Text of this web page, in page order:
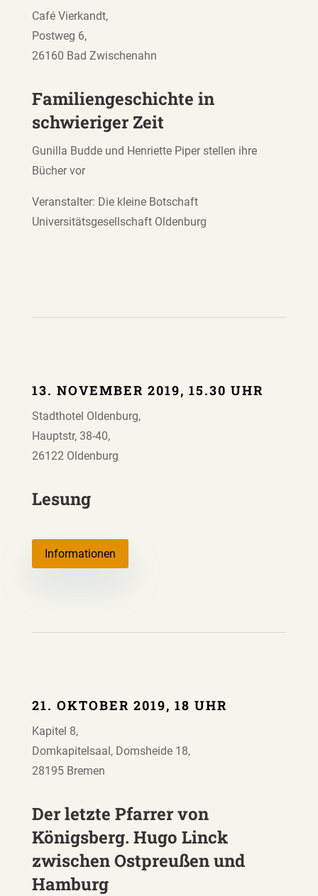
Café Vierkandt,
Postweg 6,
26160 Bad Zwischenahn
Familiengeschichte in
schwieriger Zeit
Gunilla Budde und Henriette Piper stellen ihre
Bücher vor
Veranstalter: Die kleine Botschaft
Universitätsgesellschaft Oldenburg
13. NOVEMBER 2019, 15.30 UHR
Stadthotel Oldenburg,
Hauptstr, 38-40,
26122 Oldenburg
Lesung
Informationen
21. OKTOBER 2019, 18 UHR
Kapitel 8,
Domkapitelsaal, Domsheide 18,
28195 Bremen
Der letzte Pfarrer von
Königsberg. Hugo Linck
zwischen Ostpreußen und
Hamburg